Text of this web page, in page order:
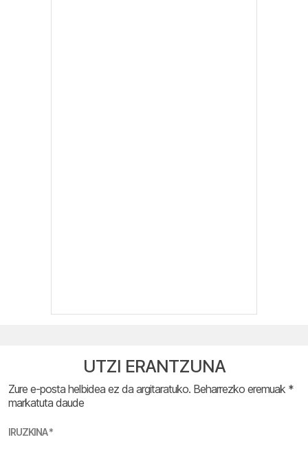
UTZI ERANTZUNA
Zure e-posta helbidea ez da argitaratuko. Beharrezko eremuak *
markatuta daude
IRUZKINA*